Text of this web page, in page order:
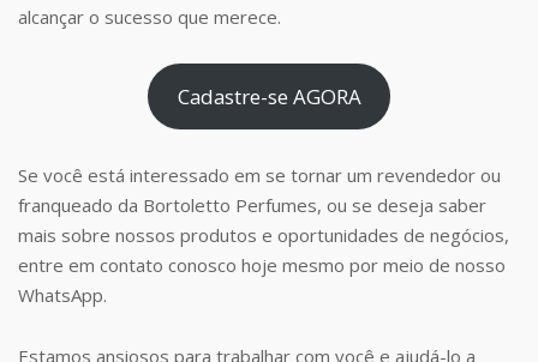
alcançar o sucesso que merece.
Cadastre-se AGORA
Se você está interessado em se tornar um revendedor ou
franqueado da Bortoletto Perfumes, ou se deseja saber
mais sobre nossos produtos e oportunidades de negócios,
entre em contato conosco hoje mesmo por meio de nosso
WhatsApp.
Estamos ansiosos para trabalhar com você e ajudá-lo a